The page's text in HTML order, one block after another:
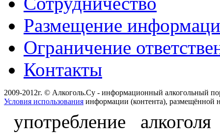
Размещение
Ограничение
Контакты
2009-2012г. © Алкоголь.Су - информационный алкогольный
Условия использования информации (контента), размещённой
употребление